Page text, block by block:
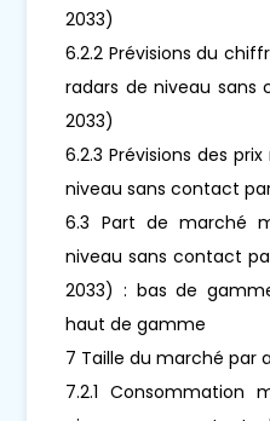
2033)
6.2.2 Prévisions du
radars de niveau
2033)
6.2.3 Prévisions des
niveau sans contact
6.3 Part de marché
niveau sans contact
2033) : bas de
haut de gamme
7 Taille du marché par
7.2.1 Consommation